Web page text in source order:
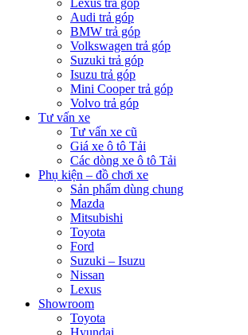
Lexus trả góp
Audi trả góp
BMW trả góp
Volkswagen trả góp
Suzuki trả góp
Isuzu trả góp
Mini Cooper trả góp
Volvo trả góp
Tư vấn xe
Tư vấn xe cũ
Giá xe ô tô Tải
Các dòng xe ô tô Tải
Phụ kiện – đồ chơi xe
Sản phẩm dùng chung
Mazda
Mitsubishi
Toyota
Ford
Suzuki – Isuzu
Nissan
Lexus
Showroom
Toyota
Hyundai